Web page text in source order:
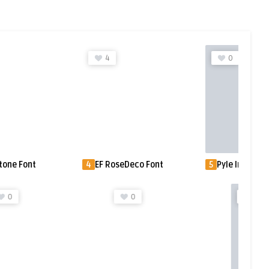
Font
4
4 EF RoseDeco Font
0
5 Pyle Initials I